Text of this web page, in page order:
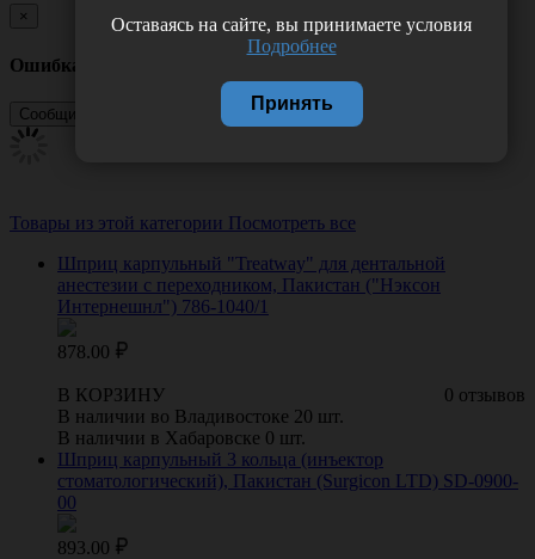
×
Ошибка
Товары из этой категории Посмотреть все
Шприц карпульный "Treatway" для дентальной
анестезии с переходником, Пакистан ("Нэксон
Интернешнл") 786-1040/1
878.00
0 отзывов
В КОРЗИНУ
В наличии во Владивостоке 20 шт.
В наличии в Хабаровске 0 шт.
Шприц карпульный 3 кольца (инъектор
стоматологический), Пакистан (Surgicon LTD) SD-0900-
00
893.00
Оставаясь на сайте, вы принимаете условия
Подробнее
Принять